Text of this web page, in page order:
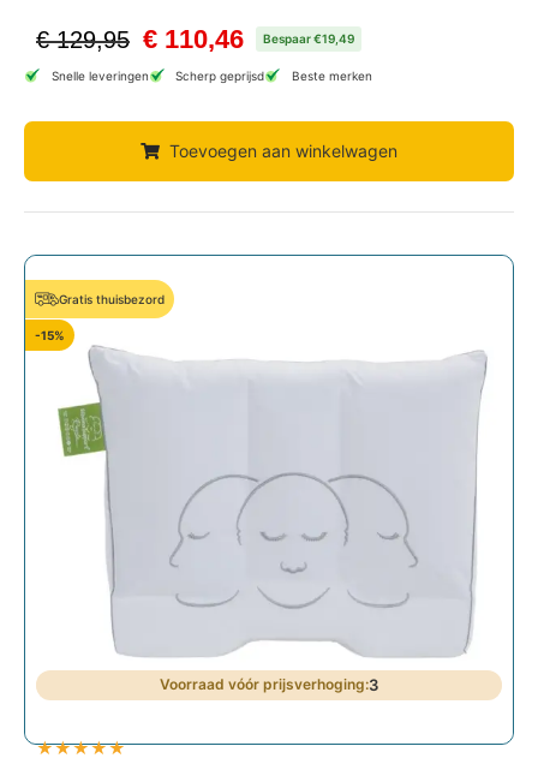
€129,95 € 110,46 Bespaar €19,49
Snelle leveringen Scherp geprijsd Beste merken
Toevoegen aan winkelwagen
Gratis thuisbezord
-15%
3
★★★★★